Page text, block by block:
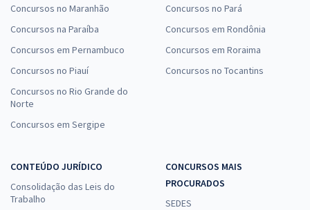
Concursos no Maranhão
Concursos na Paraíba
Concursos em Pernambuco
Concursos no Piauí
Concursos no Rio Grande do
Norte
Concursos em Sergipe
Concursos no Pará
Concursos em Rondônia
Concursos em Roraima
Concursos no Tocantins
CONTEÚDO JURÍDICO
Consolidação das Leis do
Trabalho
CONCURSOS MAIS
PROCURADOS
SEDES